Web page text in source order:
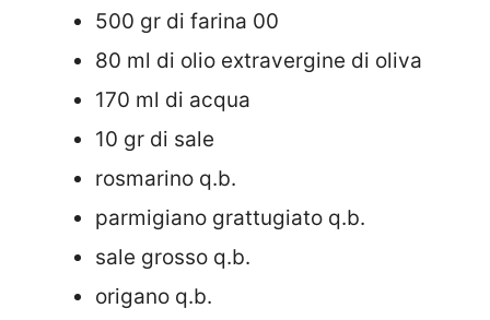
500 gr di farina 00
80 ml di olio extravergine di oliva
170 ml di acqua
10 gr di sale
rosmarino q.b.
parmigiano grattugiato q.b.
sale grosso q.b.
origano q.b.